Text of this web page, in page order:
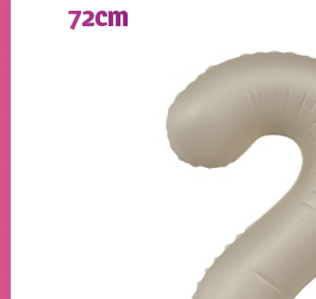
Klantenservice
72cm